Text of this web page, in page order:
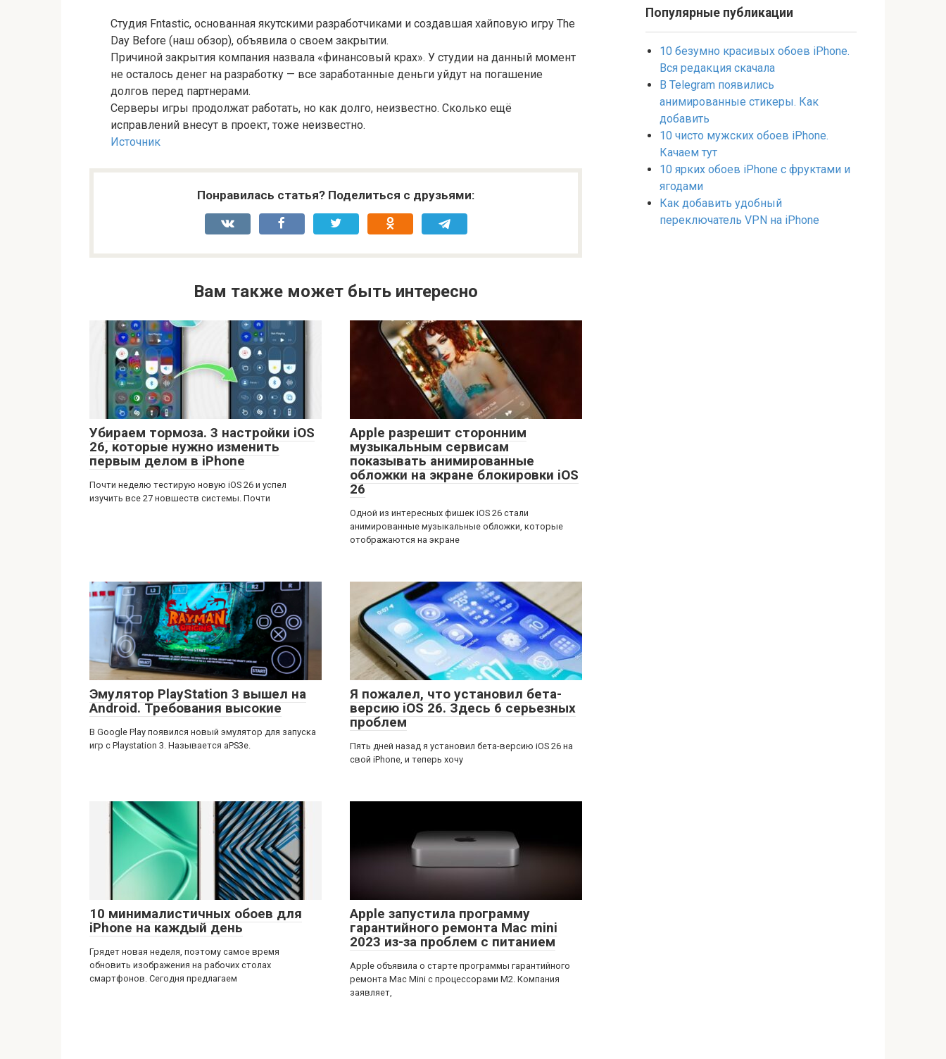
Студия Fntastic, основанная якутскими разработчиками и создавшая хайповую игру The
Day Before (наш обзор), объявила о своем закрытии.
Причиной закрытия компания назвала «финансовый крах». У студии на данный момент
не осталось денег на разработку — все заработанные деньги уйдут на погашение
долгов перед партнерами.
Серверы игры продолжат работать, но как долго, неизвестно. Сколько ещё
исправлений внесут в проект, тоже неизвестно.
Источник
Понравилась статья? Поделиться с друзьями:
Вам также может быть интересно
Убираем тормоза. 3 настройки iOS
26, которые нужно изменить
первым делом в iPhone
Почти неделю тестирую новую iOS 26 и успел
изучить все 27 новшеств системы. Почти
Apple разрешит сторонним
музыкальным сервисам
показывать анимированные
обложки на экране блокировки iOS
26
Одной из интересных фишек iOS 26 стали
анимированные музыкальные обложки, которые
отображаются на экране
Эмулятор PlayStation 3 вышел на
Android. Требования высокие
В Google Play появился новый эмулятор для запуска
игр с Playstation 3. Называется aPS3e.
Я пожалел, что установил бета-
версию iOS 26. Здесь 6 серьезных
проблем
Пять дней назад я установил бета-версию iOS 26 на
свой iPhone, и теперь хочу
10 минималистичных обоев для
iPhone на каждый день
Грядет новая неделя, поэтому самое время
обновить изображения на рабочих столах
смартфонов. Сегодня предлагаем
Apple запустила программу
гарантийного ремонта Mac mini
2023 из-за проблем с питанием
Apple объявила о старте программы гарантийного
ремонта Mac Mini с процессорами M2. Компания
заявляет,
Популярные публикации
10 безумно красивых обоев iPhone.
Вся редакция скачала
В Telegram появились
анимированные стикеры. Как
добавить
10 чисто мужских обоев iPhone.
Качаем тут
10 ярких обоев iPhone с фруктами и
ягодами
Как добавить удобный
переключатель VPN на iPhone